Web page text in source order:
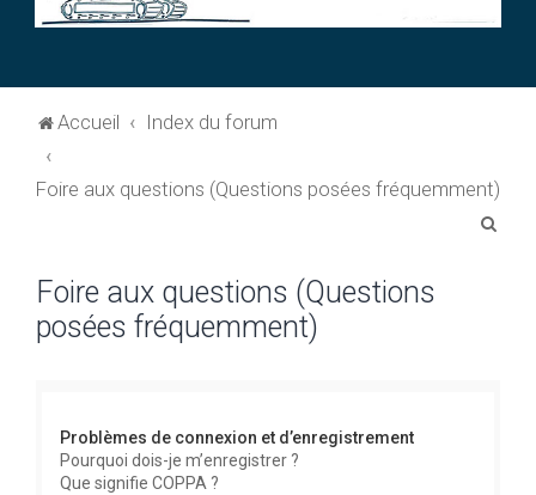
Accueil Index du forum
Foire aux questions (Questions posées fréquemment)
Foire aux questions (Questions
posées fréquemment)
Problèmes de connexion et d’enregistrement
Pourquoi dois-je m’enregistrer ?
Que signifie COPPA ?